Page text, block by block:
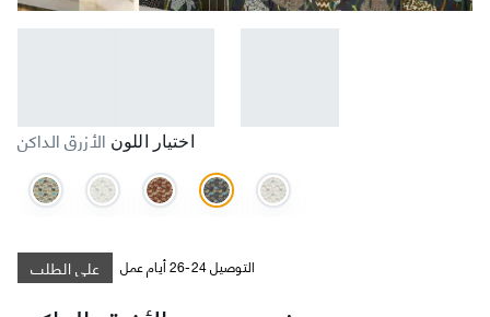
اختيار اللون الأزرق الداكن
على الطلب التوصيل 24-26 أيام عمل